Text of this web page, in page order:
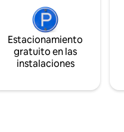
Estacionamiento
gratuito en las
instalaciones